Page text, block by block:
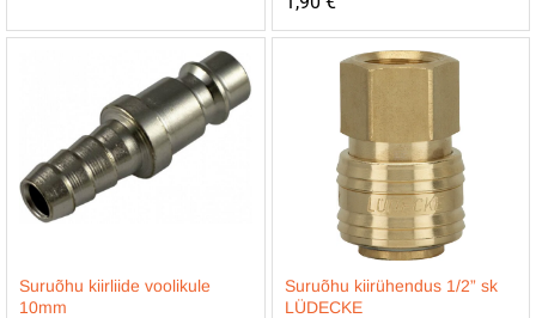
Suruõhu kiirliide voolikule
10mm
Suruõhu kiirühendus 1/2” sk
LÜDECKE